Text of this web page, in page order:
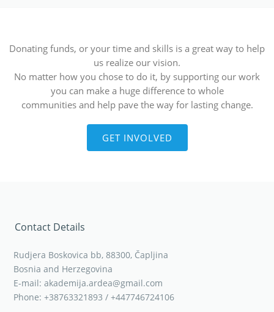
Donating funds, or your time and skills is a great way to help
us realize our vision.
No matter how you chose to do it, by supporting our work
you can make a huge difference to whole
communities and help pave the way for lasting change.
GET INVOLVED
Contact Details
Rudjera Boskovica bb, 88300, Čapljina
Bosnia and Herzegovina
E-mail: akademija.ardea@gmail.com
Phone: +38763321893 / +447746724106